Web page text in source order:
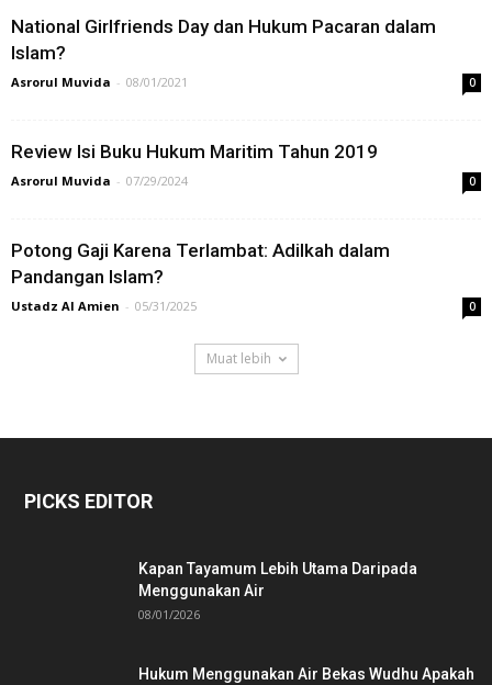
National Girlfriends Day dan Hukum Pacaran dalam
Islam?
Asrorul Muvida - 08/01/2021 0
Review Isi Buku Hukum Maritim Tahun 2019
Asrorul Muvida - 07/29/2024 0
Potong Gaji Karena Terlambat: Adilkah dalam
Pandangan Islam?
Ustadz Al Amien - 05/31/2025 0
Muat lebih
PICKS EDITOR
Kapan Tayamum Lebih Utama Daripada
Menggunakan Air
08/01/2026
Hukum Menggunakan Air Bekas Wudhu Apakah